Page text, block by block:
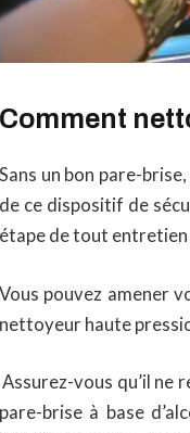
Comment
Sans un bon pare-
de ce dispositif de
étape de tout
Vous pouvez amener
nettoyeur haute
Assurez-vous qu’il ne
pare-brise à base